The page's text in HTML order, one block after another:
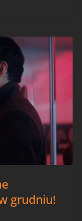
grudniu!